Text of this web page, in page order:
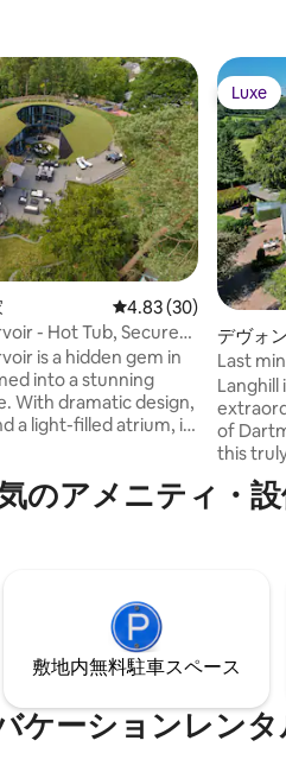
の平均評価 レビュー30件、5つ
4.83 (30)
- Hot Tub, Secure
is a hidden gem in
into a stunning
With dramatic design,
a light-filled atrium, it
5km from a Coastal
Games Room EV
and playfulness
spacious
Luxe
Luxe
デヴォ
Last
pavilion
of
this
the
coast,
SW
のアメニティ・
敷地内無料駐⁠車ス⁠ペ⁠ー⁠ス
ケーションレン